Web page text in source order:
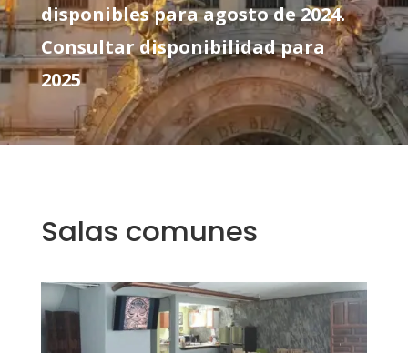
disponibles para agosto de 2024.
Consultar disponibilidad para
2025
Salas comunes